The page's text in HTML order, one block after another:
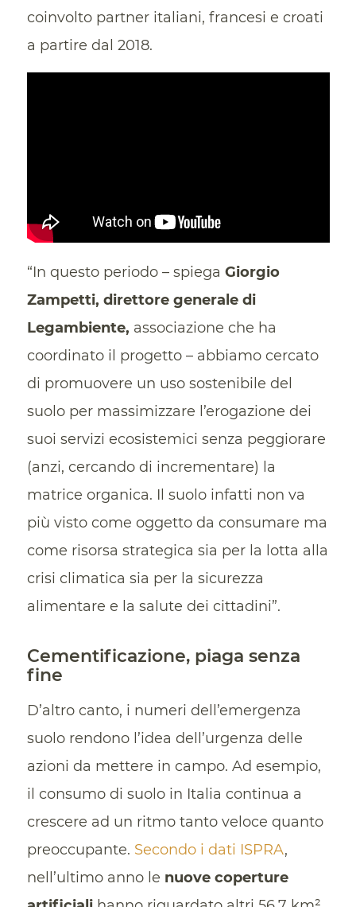
coinvolto partner italiani, francesi e croati
a partire dal 2018.
“In questo periodo – spiega Giorgio
Zampetti, direttore generale di
Legambiente, associazione che ha
coordinato il progetto – abbiamo cercato
di promuovere un uso sostenibile del
suolo per massimizzare l’erogazione dei
suoi servizi ecosistemici senza peggiorare
(anzi, cercando di incrementare) la
matrice organica. Il suolo infatti non va
più visto come oggetto da consumare ma
come risorsa strategica sia per la lotta alla
crisi climatica sia per la sicurezza
alimentare e la salute dei cittadini”.
Cementificazione, piaga senza
fine
D’altro canto, i numeri dell’emergenza
suolo rendono l’idea dell’urgenza delle
azioni da mettere in campo. Ad esempio,
il consumo di suolo in Italia continua a
crescere ad un ritmo tanto veloce quanto
preoccupante. Secondo i dati ISPRA,
nell’ultimo anno le nuove coperture